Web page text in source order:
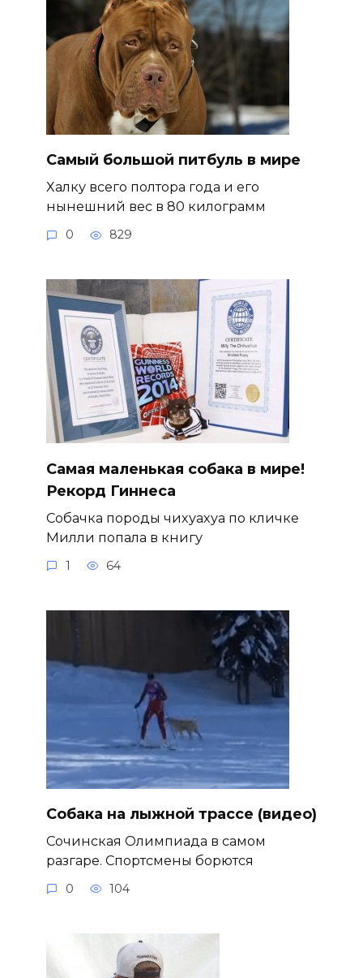
Самый большой питбуль в мире
Халку всего полтора года и его
нынешний вес в 80 килограмм
0 829
Самая маленькая собака в мире!
Рекорд Гиннеса
Собачка породы чихуахуа по кличке
Милли попала в книгу
1 64
Собака на лыжной трассе (видео)
Сочинская Олимпиада в самом
разгаре. Спортсмены борются
0 104